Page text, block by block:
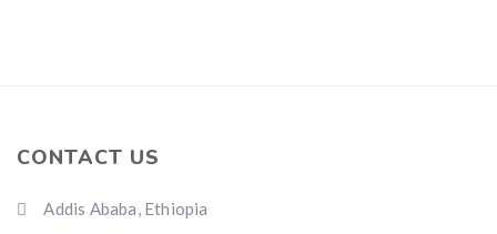
CONTACT US
Addis Ababa, Ethiopia